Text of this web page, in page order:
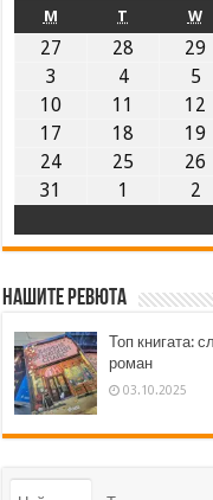
M T W
27 28 29
3
4 5
10
11 12
17
18 19
24
25 26
31
1 2
Нашите ревюта
Топ книгата:
роман
03.10.2025